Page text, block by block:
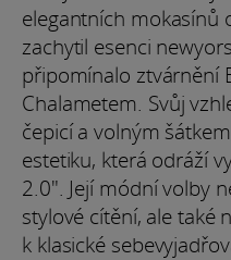
elegantních mokasínů
zachytil esenci
připomínalo ztvárnění
Chalametem. Svůj
čepicí a volným
estetiku, která odráží
2.0". Její módní volby
stylové cítění, ale také
k klasické